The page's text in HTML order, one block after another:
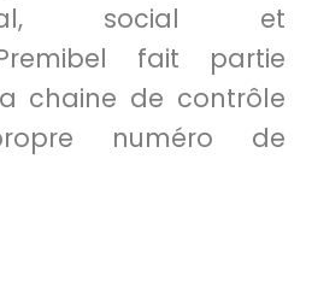
social et
fait partie
chaine de contrôle
numéro de